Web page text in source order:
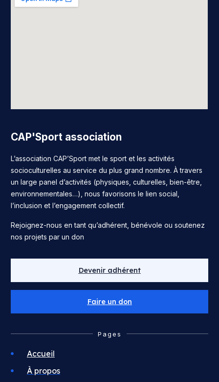
CAP'Sport association
L’association CAP’Sport met le sport et les activités
socioculturelles au service du plus grand nombre. À travers
un large panel d’activités (physiques, culturelles, bien-être,
environnementales…), nous favorisons le lien social,
l’inclusion et l’engagement collectif.
Rejoignez-nous en tant qu’adhérent, bénévole ou soutenez
nos projets par un don
Devenir adhérent
Faire un don
Pages
Accueil
À propos